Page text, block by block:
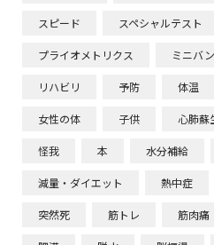
スピード スペシャルテスト
プライオメトリクス ミニバ
リハビリ 予防 体温
女性の体 子供 心肺蘇
怪我 本 水分補給
減量・ダイエット 熱中症
突然死 筋トレ 筋肉痛